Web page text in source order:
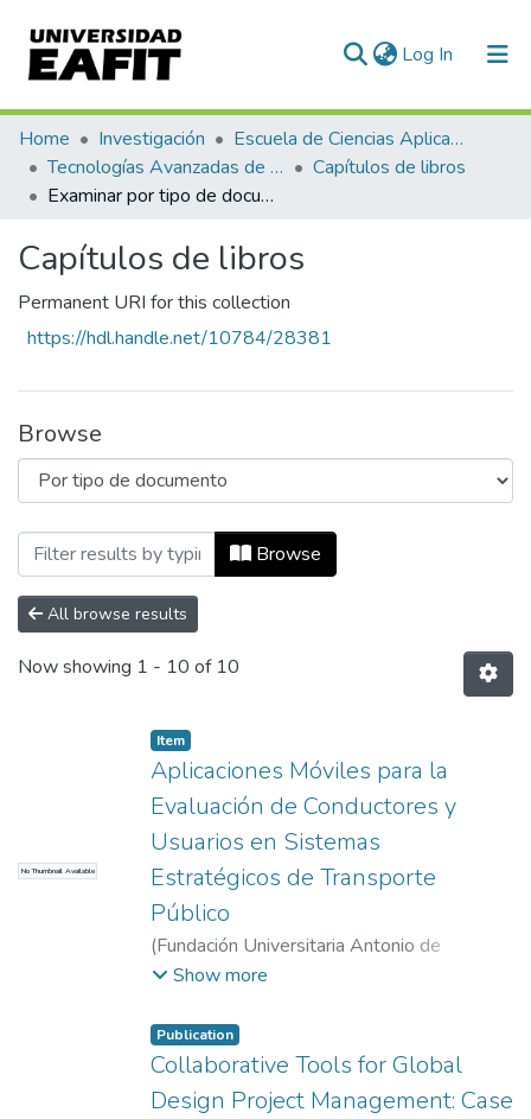
Log In (current)
Communities & Collections
All of DSpace
Home Investigación
Escuela de Ciencias Aplicadas e Ingeniería
Tecnologías Avanzadas de Producción y Mantenimiento Industrial - TAPMI
Capítulos de libros
Examinar por tipo de documento
Capítulos de libros
Permanent URI for this collection
https://hdl.handle.net/10784/28381
Browse
Browsing Capítulos de libros by Tipo
Browse
All browse results
Now showing 1 - 10 of 10
No Thumbnail Available
Item
Aplicaciones Móviles para la
Evaluación de Conductores y
Usuarios en Sistemas
Estratégicos de Transporte
Público
(Fundación Universitaria Antonio de
Arévalo,2019-12-21
Universidad EAFIT. Departamento de
Ingeniería Mecánica;Estudios en
Mantenimiento (GEMI)
Show more
Publication
Collaborative Tools for Global
Design Project Management: Case